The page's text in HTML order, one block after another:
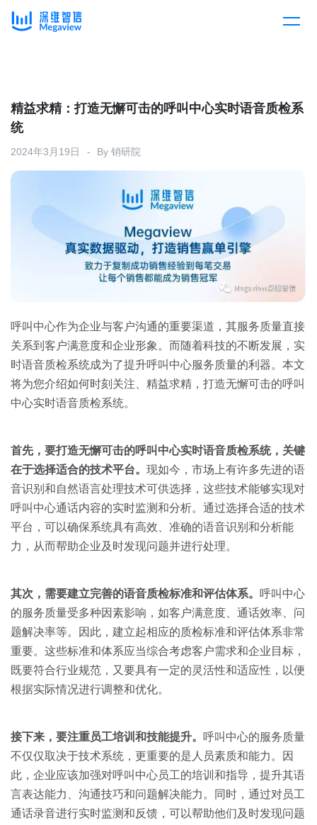
产品总览
产品集成
解决方案
按行业
教育
房地产
金融
按角色
销售人员
销售管理
交易跟进
培训辅导
客户案例
定价
资源中心
全部
白皮书
关于我们
预约演示
精益求精：打造无懈可击的呼叫中心实时语音质检系
统
2024年3月19日 By 销研院
呼叫中心作为企业与客户沟通的重要渠道，其服务质量直接
关系到客户满意度和企业形象。而随着科技的不断发展，实
时语音质检系统成为了提升呼叫中心服务质量的利器。本文
将为您介绍如何时刻关注、精益求精，打造无懈可击的呼叫
中心实时语音质检系统。
首先，要打造无懈可击的呼叫中心实时语音质检系统，关键
在于选择适合的技术平台。 现如今，市场上有许多先进的语
音识别和自然语言处理技术可供选择，这些技术能够实现对
呼叫中心通话内容的实时监测和分析。通过选择合适的技术
平台，可以确保系统具有高效、准确的语音识别和分析能
力，从而帮助企业及时发现问题并进行处理。
其次，需要建立完善的语音质检标准和评估体系。
呼叫中心
的服务质量受多种因素影响，如客户满意度、通话效率、问
题解决率等。因此，建立起相应的质检标准和评估体系非常
重要。这些标准和体系应当综合考虑客户需求和企业目标，
既要符合行业规范，又要具有一定的灵活性和适应性，以便
根据实际情况进行调整和优化。
接下来，要注重员工培训和技能提升。
呼叫中心的服务质量
不仅仅取决于技术系统，更重要的是人员素质和能力。因
此，企业应该加强对呼叫中心员工的培训和指导，提升其语
言表达能力、沟通技巧和问题解决能力。同时，通过对员工
通话录音进行实时监测和反馈，可以帮助他们及时发现问题